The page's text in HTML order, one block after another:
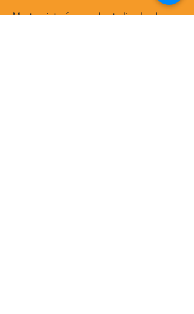
Mostrar interés por el estudio de algunos